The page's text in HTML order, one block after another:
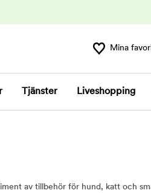
Mina
Tjänster Liveshopping
av tillbehör för hund, katt och